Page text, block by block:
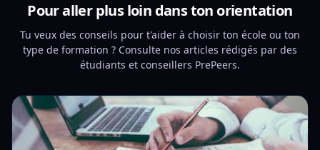
Pour aller plus loin dans ton orientation
Tu veux des conseils pour t'aider à choisir ton école ou ton
type de formation ? Consulte nos articles rédigés par des
étudiants et conseillers PrePeers.